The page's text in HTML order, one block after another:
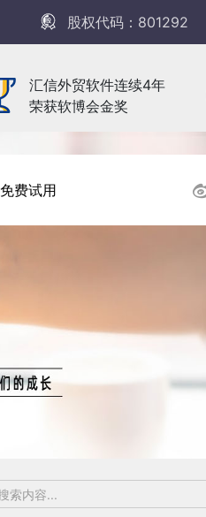
股权代码：801292
汇信外贸软件连续4年
荣获软博会金奖
免费试用